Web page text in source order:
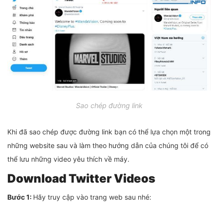
Sao chép đường link
Khi đã sao chép được đường link bạn có thể lựa chọn một trong
những website sau và làm theo hướng dẫn của chúng tôi để có
thể lưu những video yêu thích về máy.
Download Twitter Videos
Bước 1: Hãy truy cập vào trang web sau nhé: